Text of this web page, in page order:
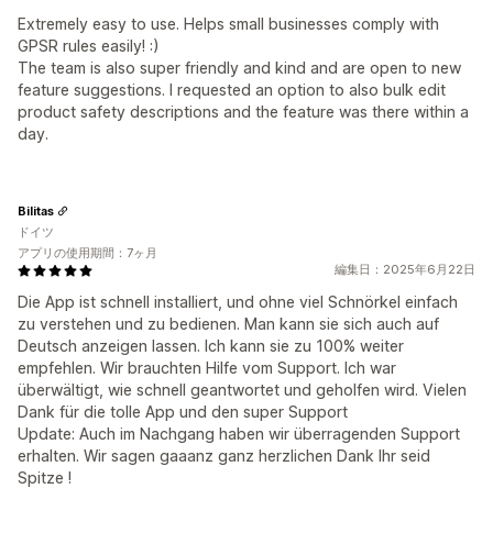
Extremely easy to use. Helps small businesses comply with
GPSR rules easily! :)
The team is also super friendly and kind and are open to new
feature suggestions. I requested an option to also bulk edit
product safety descriptions and the feature was there within a
day.
編集日：2025年6月22日
Die App ist schnell installiert, und ohne viel Schnörkel einfach
zu verstehen und zu bedienen. Man kann sie sich auch auf
Deutsch anzeigen lassen. Ich kann sie zu 100% weiter
empfehlen. Wir brauchten Hilfe vom Support. Ich war
überwältigt, wie schnell geantwortet und geholfen wird. Vielen
Dank für die tolle App und den super Support
Update: Auch im Nachgang haben wir überragenden Support
erhalten. Wir sagen gaaanz ganz herzlichen Dank Ihr seid
Spitze !
Bilitas
ドイツ
アプリの使用期間：7ヶ月